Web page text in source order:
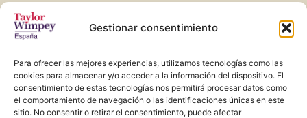
Gestionar consentimiento
Para ofrecer las mejores experiencias, utilizamos tecnologías como las
cookies para almacenar y/o acceder a la información del dispositivo. El
consentimiento de estas tecnologías nos permitirá procesar datos como
el comportamiento de navegación o las identificaciones únicas en este
sitio. No consentir o retirar el consentimiento, puede afectar